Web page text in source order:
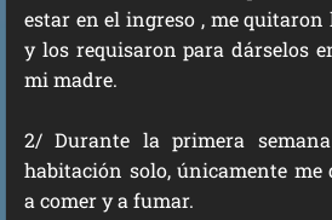
estar en el ingreso , me quitaron
y los requisaron para dárselos
mi madre.
2/ Durante la primera
habitación solo, únicamente
a comer y a fumar.